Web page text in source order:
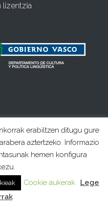
lizentzia
erabiltzen ditugu gure
aztertzeko. Informazio
hemen konfigura
Cookie aukerak
Lege